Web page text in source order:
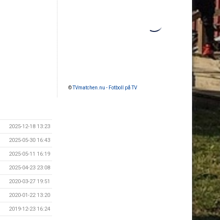
2025-12-18 13:23
2025-05-30 16:43
2025-05-11 16:19
2025-04-23 23:08
2020-03-27 19:51
2020-01-22 13:20
2019-12-23 16:24
©TVmatchen.nu - Fotboll på TV